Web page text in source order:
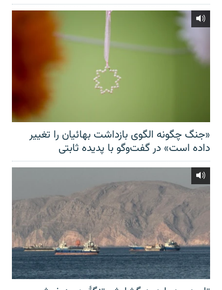
«جنگ چگونه الگوی بازداشت بهائیان را تغییر
داده است» در گفت‌وگو با پدیده ثابتی